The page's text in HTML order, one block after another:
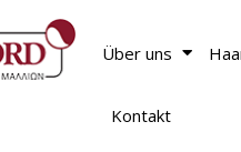
Über uns
Kontakt